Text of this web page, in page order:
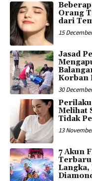
Orang
dari
15
Jasad
Korban
30
Melihat
Tidak
13
7 Akun
Langka,